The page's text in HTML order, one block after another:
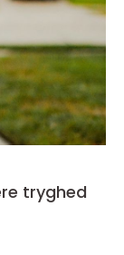
tryghed